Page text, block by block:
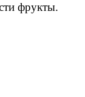
фрукты.